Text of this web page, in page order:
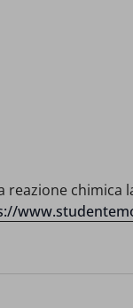
chimica